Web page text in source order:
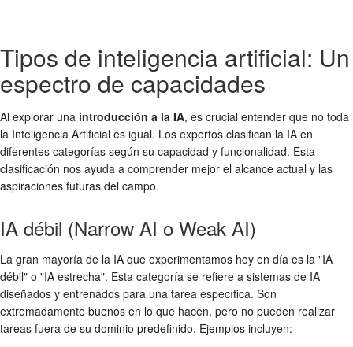
Tipos de inteligencia artificial: Un
espectro de capacidades
Al explorar una introducción a la IA, es crucial entender que no toda
la Inteligencia Artificial es igual. Los expertos clasifican la IA en
diferentes categorías según su capacidad y funcionalidad. Esta
clasificación nos ayuda a comprender mejor el alcance actual y las
aspiraciones futuras del campo.
IA débil (Narrow AI o Weak AI)
La gran mayoría de la IA que experimentamos hoy en día es la "IA
débil" o "IA estrecha". Esta categoría se refiere a sistemas de IA
diseñados y entrenados para una tarea específica. Son
extremadamente buenos en lo que hacen, pero no pueden realizar
tareas fuera de su dominio predefinido. Ejemplos incluyen: